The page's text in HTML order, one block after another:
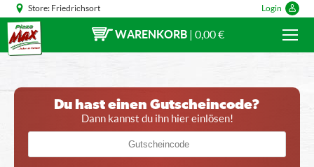
Store: Friedrichsort Login
WARENKORB | 0,00 €
Du hast einen Gutscheincode?
Dann kannst du ihn hier einlösen!